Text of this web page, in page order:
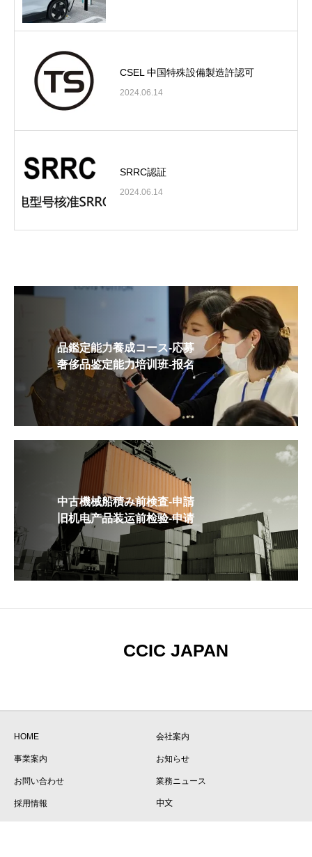
CSEL 中国特殊設備製造許認可
2024.06.14
SRRC認証
2024.06.14
品鑑定能力養成コース-応募
奢侈品鉴定能力培训班-报名
中古機械船積み前検査-申請
旧机电产品装运前检验-申请
CCIC JAPAN
HOME 会社案内
事業案内 お知らせ
お問い合わせ 業務ニュース
採用情報 中文